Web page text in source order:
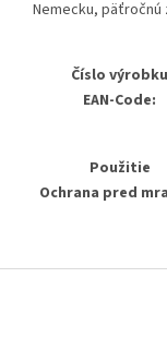
Nemecku, päťročnú
Číslo výrobku
EAN-Code:
Použitie
Ochrana pred